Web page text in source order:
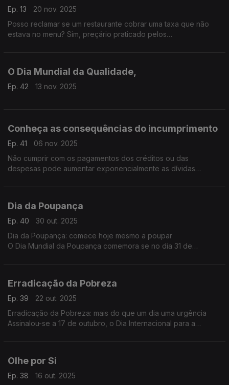
Ep. 13
20 nov. 2025
Posso reclamar se um restaurante cobrar uma taxa que não
estava no menu? Sim, preçário praticado pelos
O Dia Mundial da Qualidade,
Ep. 42 13 nov. 2025
Conheça as consequências do incumprimento
Ep. 41
06 nov. 2025
Não cumprir com os pagamentos dos créditos ou das
despesas pode aumentar exponencialmente as dívidas
Dia da Poupança
Ep. 40
30 out. 2025
Dia da Poupança: comece hoje mesmo a poupar
O Dia Mundial da Poupança comemora se no dia 31 de
Erradicação da Pobreza
Ep. 39
22 out. 2025
Erradicação da Pobreza: mais do que um dia uma urgência
Assinalou-se a 17 de outubro, o Dia Internacional para a
Olhe por Si
Ep. 38 16 out. 2025